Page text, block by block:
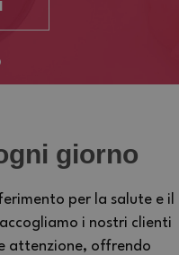
giorno
per la salute e il
i nostri clienti
attenzione, offrendo